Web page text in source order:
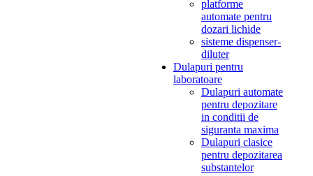
platforme
automate pentru
dozari lichide
sisteme dispenser-
diluter
Dulapuri pentru
laboratoare
Dulapuri automate
pentru depozitare
in conditii de
siguranta maxima
Dulapuri clasice
pentru depozitarea
substantelor